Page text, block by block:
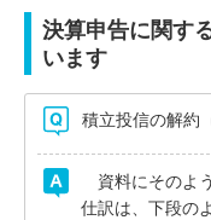
決算申告に関す
います
積立投信の解約
資料にそのよ
仕訳は、下段の